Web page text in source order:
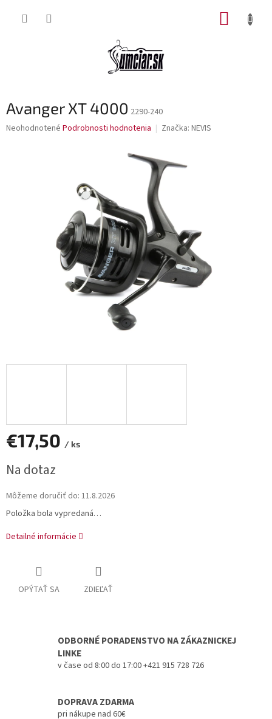
Avanger XT 4000 2290-240
Priemerné
Neohodnotené Podrobnosti hodnotenia Značka: NEVIS
€17,50 / ks
cena:
Na dotaz
Môžeme doručiť do: 11.8.2026
Položka bola vypredaná…
Detailné informácie
OPÝTAŤ SA ZDIEĽAŤ
ODBORNÉ PORADENSTVO NA ZÁKAZNICKEJ
LINKE
v čase od 8:00 do 17:00 +421 915 728 726
DOPRAVA ZDARMA
pri nákupe nad 60€